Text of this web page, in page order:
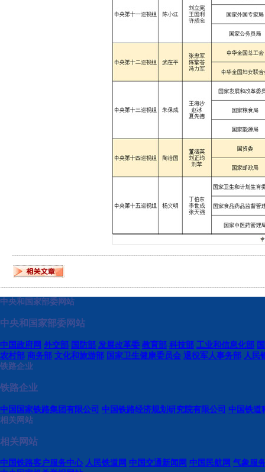
中央和国家部委网站
中央和国家部委网站
中国政府网 外交部 国防部 发展改革委 教育部 科技部 工业和信息化部
农村部 商务部 文化和旅游部 国家卫生健康委员会 退役军人事务部 人民
铁路企业
铁路企业
中国国家铁路集团有限公司 中国铁路经济规划研究院有限公司 中国铁道
相关网站
相关网站
中国铁路客户服务中心 人民铁道网 中国交通新闻网 中国民航网 气象服